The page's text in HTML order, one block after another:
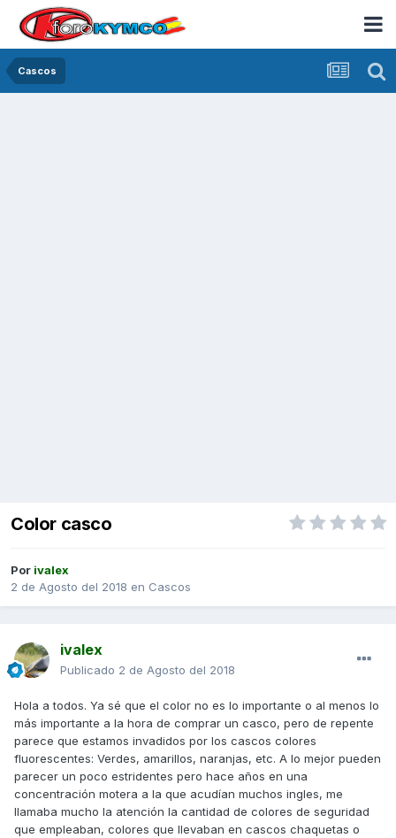
Cascos
Color casco
Por ivalex
2 de Agosto del 2018 en Cascos
ivalex
Publicado 2 de Agosto del 2018
Hola a todos. Ya sé que el color no es lo importante o al menos lo
más importante a la hora de comprar un casco, pero de repente
parece que estamos invadidos por los cascos colores
fluorescentes: Verdes, amarillos, naranjas, etc. A lo mejor pueden
parecer un poco estridentes pero hace años en una
concentración motera a la que acudían muchos ingles, me
llamaba mucho la atención la cantidad de colores de seguridad
que empleaban, colores que llevaban en cascos chaquetas o